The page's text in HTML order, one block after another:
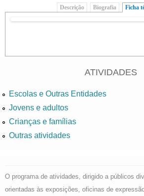
Descrição Biografia Ficha
ATIVIDADES
Escolas e Outras Entidades
Jovens e adultos
Crianças e famílias
Outras atividades
O programa de atividades, dirigido a públicos
orientadas às exposições, oficinas de